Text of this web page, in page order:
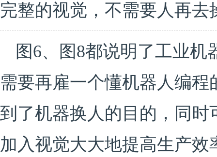
完整的视觉，不需要人再去
图6、图8都说明了工业
需要再雇一个懂机器人编
到了机器换人的目的，同
加入视觉大大地提高生产